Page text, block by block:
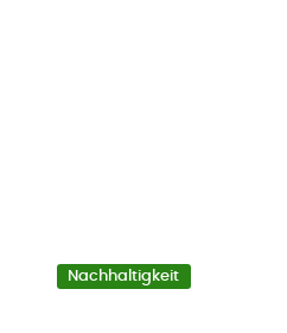
Nachhaltigkeit